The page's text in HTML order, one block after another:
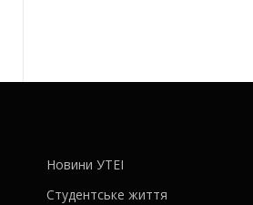
Новини УТЕІ
Студентське життя